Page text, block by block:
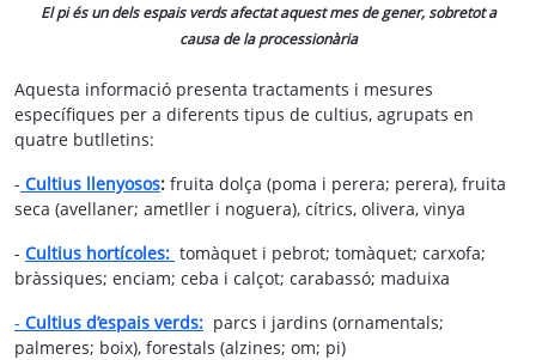
El pi és un dels espais verds afectat aquest mes de gener, sobretot a
causa de la processionària
Aquesta informació presenta tractaments i mesures
específiques per a diferents tipus de cultius, agrupats en
quatre butlletins:
- Cultius llenyosos: fruita dolça (poma i perera; perera), fruita
seca (avellaner; ametller i noguera), cítrics, olivera, vinya
- Cultius hortícoles: tomàquet i pebrot; tomàquet; carxofa;
bràssiques; enciam; ceba i calçot; carabassó; maduixa
- Cultius d’espais verds: parcs i jardins (ornamentals;
palmeres; boix), forestals (alzines; om; pi)